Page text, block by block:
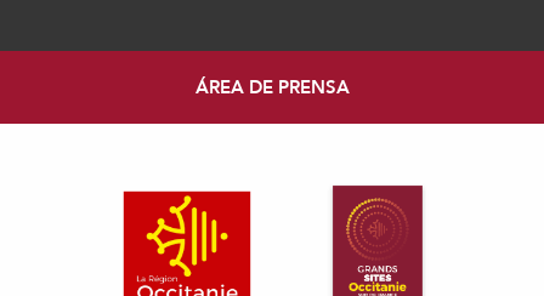
ÁREA DE PRENSA